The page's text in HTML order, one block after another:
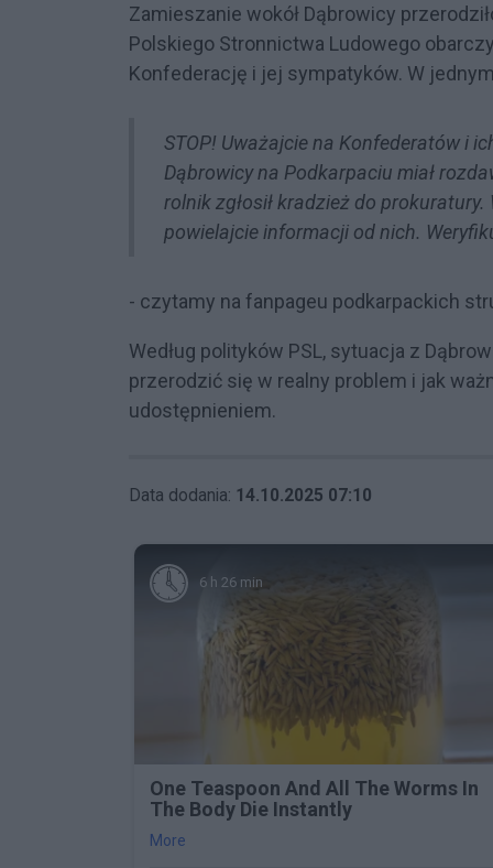
Zamieszanie wokół Dąbrowicy
Polskiego Stronnictwa Ludowego
Konfederację i jej sympatyków. W
STOP! Uważajcie na Konfederatów i
Dąbrowicy na Podkarpaciu miał
rolnik zgłosił kradzież do
powielajcie informacji od nich.
- czytamy na fanpageu podkarpackich
Według polityków PSL, sytuacja z
przerodzić się w realny problem i jak
udostępnieniem.
Data dodania: 14.10.2025 07:10
6 h 26 min
One Teaspoon And All The Worms In
The Body Die Instantly
More